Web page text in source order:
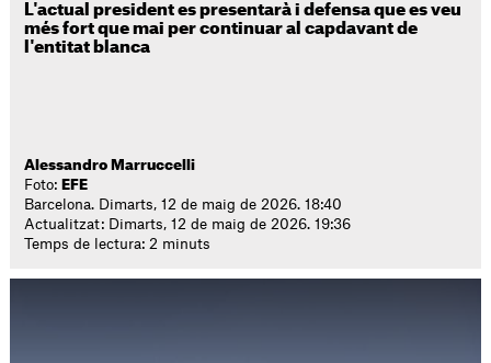
L'actual president es presentarà i defensa que es veu
més fort que mai per continuar al capdavant de
l'entitat blanca
Alessandro Marruccelli
Foto: EFE
Barcelona. Dimarts, 12 de maig de 2026. 18:40
Actualitzat: Dimarts, 12 de maig de 2026. 19:36
Temps de lectura: 2 minuts